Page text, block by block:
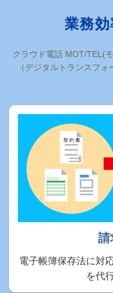
業務
クラウド電話 MOT/TEL(
（デジタルトランスフ
請
電子帳簿保存法に対
を代